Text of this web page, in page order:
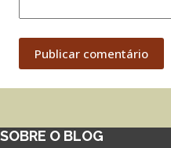
Publicar comentário
SOBRE O BLOG